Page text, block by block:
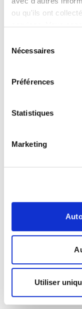
ou qu'ils ont
Nécessaires
Préférences
Statistiques
Marketing
Utiliser